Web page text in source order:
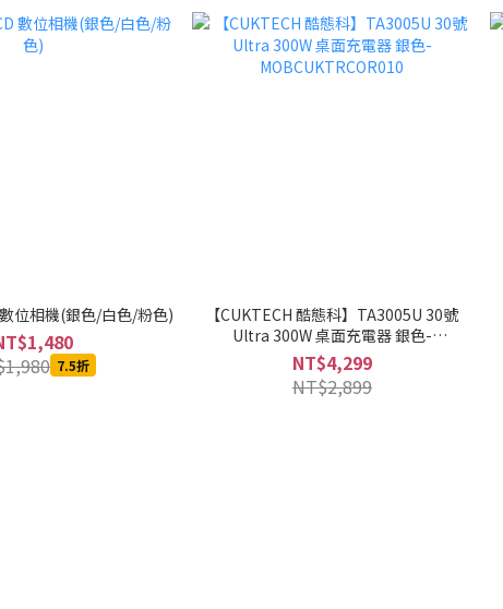
位相機(銀色/白色/粉色)
7.5折
【CUKTECH 酷態科】TA3005U 30號
Ultra 300W 桌面充電器 銀色-
MOBCUKTRCOR010
NT$4,299
NT$2,899